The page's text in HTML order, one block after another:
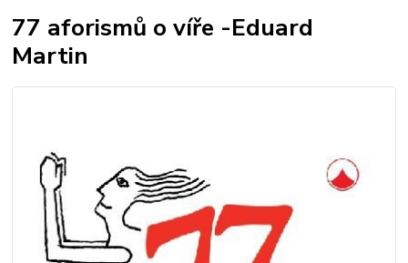
77 aforismů o víře -Eduard
Martin